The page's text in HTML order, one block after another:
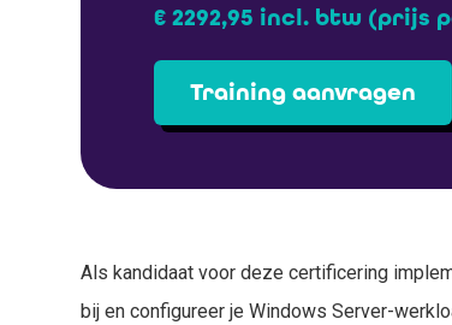
€ 2292,95 incl. btw (prijs
Training aanvragen
Als kandidaat voor deze certificering
bij en configureer je Windows Server-